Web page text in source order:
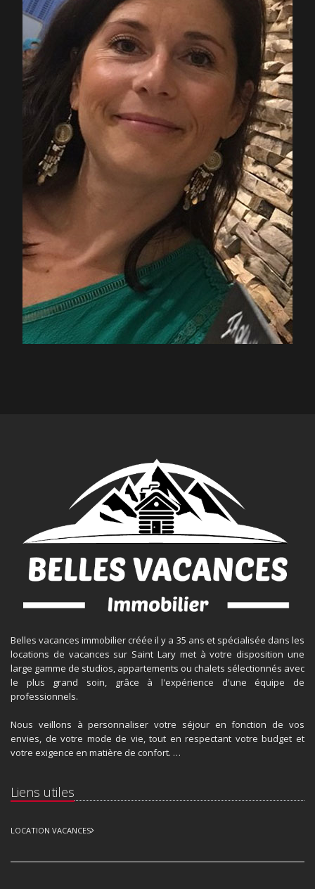
Belles vacances immobilier créée il y a 35 ans et spécialisée dans les
locations de vacances sur Saint Lary met à votre disposition une
large gamme de studios, appartements ou chalets sélectionnés avec
le plus grand soin, grâce à l'expérience d'une équipe de
professionnels.
Nous veillons à personnaliser votre séjour en fonction de vos
envies, de votre mode de vie, tout en respectant votre budget et
votre exigence en matière de confort. …
Liens utiles
LOCATION VACANCES